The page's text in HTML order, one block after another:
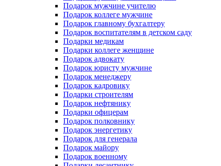
Подарок мужчине учителю
Подарок коллеге мужчине
Подарок главному бухгалтеру
Подарок воспитателям в детском саду
Подарки медикам
Подарки коллеге женщине
Подарок адвокату
Подарок юристу мужчине
Подарок менеджеру
Подарок кадровику
Подарки строителям
Подарок нефтянику
Подарки офицерам
Подарок полковнику
Подарок энергетику
Подарок для генерала
Подарок майору
Подарок военному